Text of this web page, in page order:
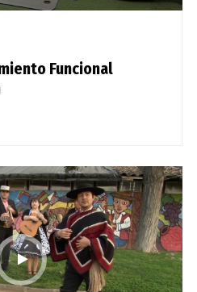
Funcional